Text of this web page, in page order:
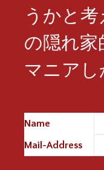
うかと
の隠れ家
マニアし
Name
Mail-Address